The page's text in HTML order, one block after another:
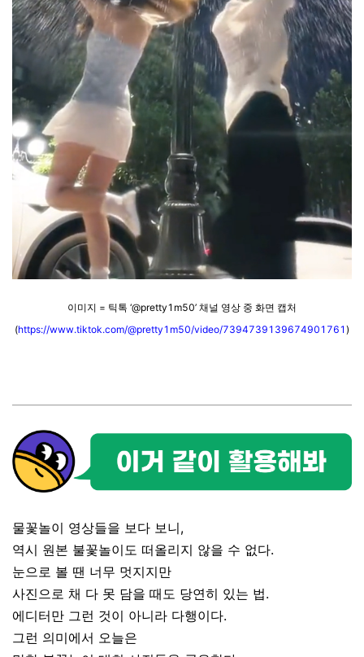
이미지 = 틱톡 ‘@pretty1m50’ 채널 영상 중 화면 캡처
(https://www.tiktok.com/@pretty1m50/video/7394739139674901761 )
물꽃놀이 영상들을 보다 보니,
역시 원본 불꽃놀이도 떠올리지 않을 수 없다.
눈으로 볼 땐 너무 멋지지만
사진으로 채 다 못 담을 때도 당연히 있는 법.
에디터만 그런 것이 아니라 다행이다.
그런 의미에서 오늘은